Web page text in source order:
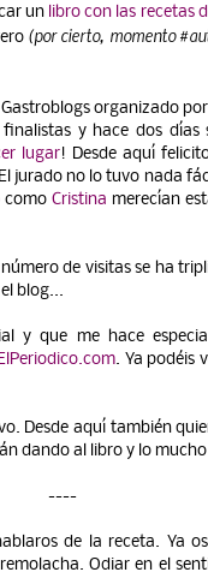
un libro con las recetas
(por cierto, momento
organizado
y hace dos días
lugar! Desde aquí
jurado no lo tuvo nada
como Cristina merecían
de visitas se ha
blog...
y que me hace
. Ya podéis
Desde aquí también
dando al libro y lo
----
de la receta. Ya
Odiar en el